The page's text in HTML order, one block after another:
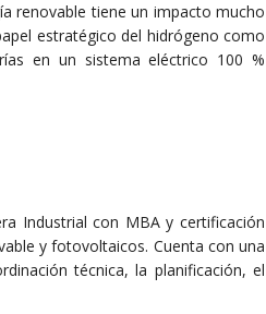
renovable tiene un impacto mucho
estratégico del hidrógeno como
en un sistema eléctrico 100 %
Industrial con MBA y certificación
y fotovoltaicos. Cuenta con una
técnica, la planificación, el